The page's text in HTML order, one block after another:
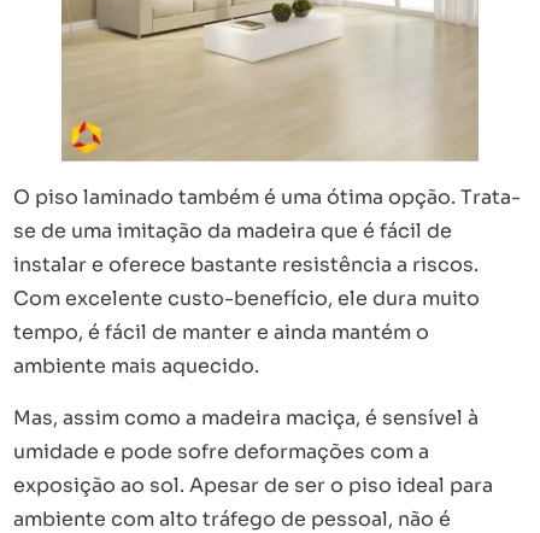
O piso laminado também é uma ótima opção. Trata-
se de uma imitação da madeira que é fácil de
instalar e oferece bastante resistência a riscos.
Com excelente custo-benefício, ele dura muito
tempo, é fácil de manter e ainda mantém o
ambiente mais aquecido.
Mas, assim como a madeira maciça, é sensível à
umidade e pode sofre deformações com a
exposição ao sol. Apesar de ser o piso ideal para
ambiente com alto tráfego de pessoal, não é